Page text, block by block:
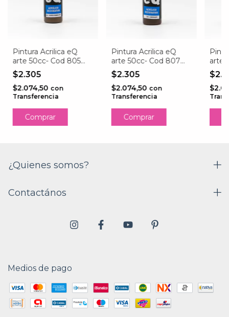
Pintura Acrilica eQ
arte 50cc- Cod 805
Tierra Sombra Tostada
$2.305
$2.074,50 con
Transferencia
Pintura Acrilica eQ
arte 50cc- Cod 807
Chocolate
$2.305
$2.074,50 con
Transferencia
arte
Azul
¿Quienes somos?
Contactános
Medios de pago